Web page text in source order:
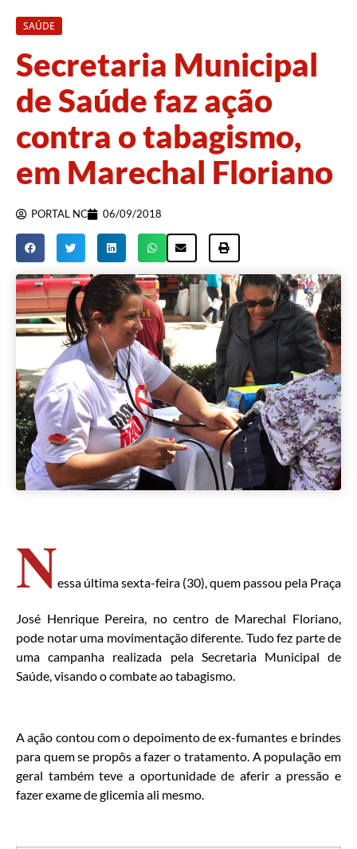
SAÚDE
Secretaria Municipal
de Saúde faz ação
contra o tabagismo,
em Marechal Floriano
PORTAL NC 06/09/2018
Nessa última sexta-feira (30), quem passou pela Praça
José Henrique Pereira, no centro de Marechal Floriano,
pode notar uma movimentação diferente. Tudo fez parte de
uma campanha realizada pela Secretaria Municipal de
Saúde, visando o combate ao tabagismo.
A ação contou com o depoimento de ex-fumantes e brindes
para quem se propôs a fazer o tratamento. A população em
geral também teve a oportunidade de aferir a pressão e
fazer exame de glicemia ali mesmo.